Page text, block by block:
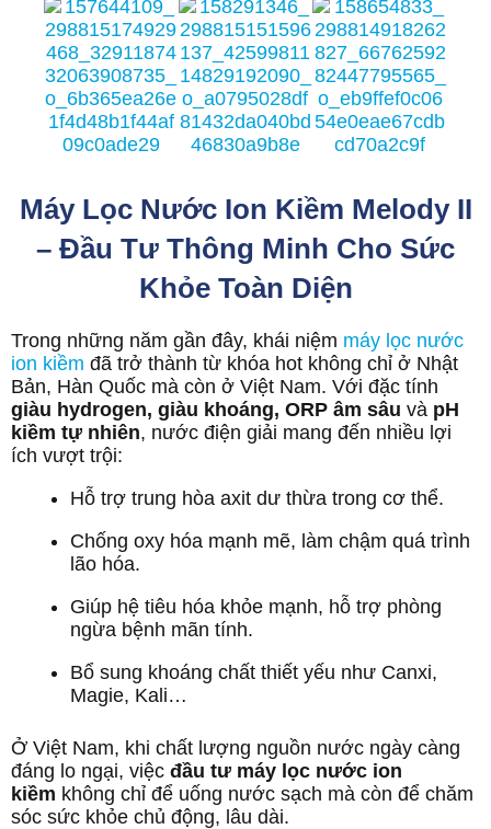
Máy Lọc Nước Ion Kiềm Melody II
– Đầu Tư Thông Minh Cho Sức
Khỏe Toàn Diện
Trong những năm gần đây, khái niệm máy lọc nước
ion kiềm đã trở thành từ khóa hot không chỉ ở Nhật
Bản, Hàn Quốc mà còn ở Việt Nam. Với đặc tính
giàu hydrogen, giàu khoáng, ORP âm sâu và pH
kiềm tự nhiên, nước điện giải mang đến nhiều lợi
ích vượt trội:
Hỗ trợ trung hòa axit dư thừa trong cơ thể.
Chống oxy hóa mạnh mẽ, làm chậm quá trình
lão hóa.
Giúp hệ tiêu hóa khỏe mạnh, hỗ trợ phòng
ngừa bệnh mãn tính.
Bổ sung khoáng chất thiết yếu như Canxi,
Magie, Kali…
Ở Việt Nam, khi chất lượng nguồn nước ngày càng
đáng lo ngại, việc đầu tư máy lọc nước ion
kiềm không chỉ để uống nước sạch mà còn để chăm
sóc sức khỏe chủ động, lâu dài.